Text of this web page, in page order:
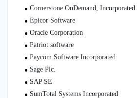
Cornerstone OnDemand, Incorporated
Epicor Software
Oracle Corporation
Patriot software
Paycom Software Incorporated
Sage Plc.
SAP SE
SumTotal Systems Incorporated